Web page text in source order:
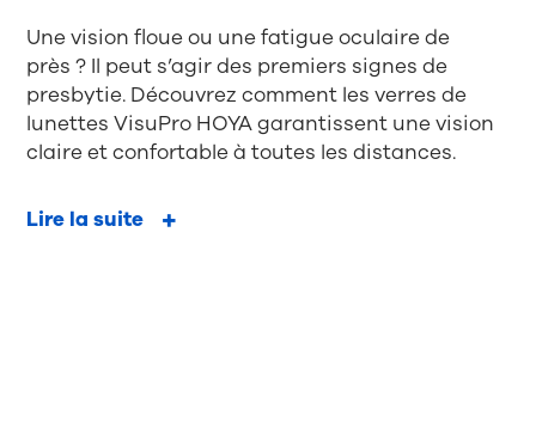
Une vision floue ou une fatigue oculaire de
près ? Il peut s’agir des premiers signes de
presbytie. Découvrez comment les verres de
lunettes VisuPro HOYA garantissent une vision
claire et confortable à toutes les distances.
Lire la suite